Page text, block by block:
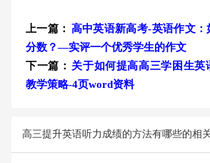
上一篇： 高中英语新高考-英语作文
分数？—实评一个优秀学生的作文
下一篇： 关于如何提高高三学困生英
教学策略-4页word资料
高三提升英语听力成绩的方法有哪些的相